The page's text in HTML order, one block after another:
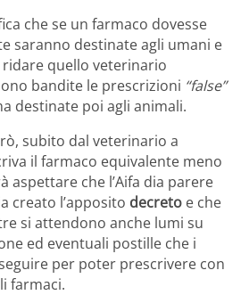
che se un farmaco dovesse
saranno destinate agli umani e
quello veterinario
bandite le prescrizioni “false”
destinate poi agli animali.
subito dal veterinario a
il farmaco equivalente meno
aspettare che l’Aifa dia parere
creato l’apposito decreto e che
si attendono anche lumi su
ed eventuali postille che i
per poter prescrivere con
farmaci.